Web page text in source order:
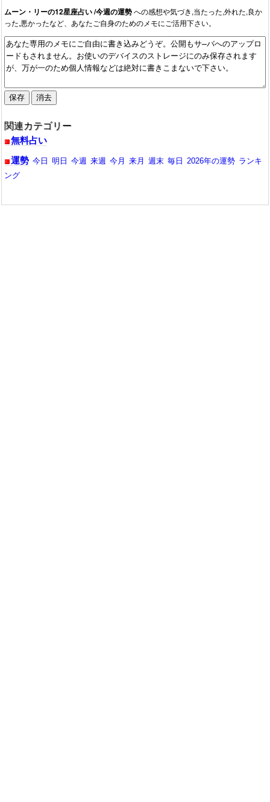
ムーン・リーの12星座占い /今週の運勢への感想や気づき,当たった,外れた,良か
った,悪かったなど、あなたご自身のためのメモにご活用下さい。
関連カテゴリー
無料占い
運勢 今日 明日 今週 来週 今月 来月 週末 毎日 2026年の運勢 ランキ
ング